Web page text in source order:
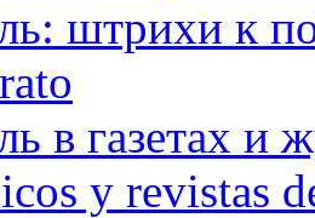
штрихи к
в газетах и
y revistas